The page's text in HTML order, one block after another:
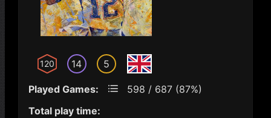
120 14 5
Played Games:
598 / 687 (87%)
Total play time: